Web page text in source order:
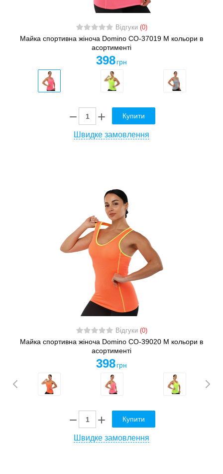
Відгуки (0)
Майка спортивна жіноча Domino CO-37019 M кольори в
асортименті
398 грн
Купити
Швидке замовлення
Відгуки (0)
Майка спортивна жіноча Domino CO-39020 M кольори в
асортименті
398 грн
Купити
Швидке замовлення